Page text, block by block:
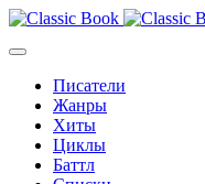
Писатели
Жанры
Хиты
Циклы
Баттл